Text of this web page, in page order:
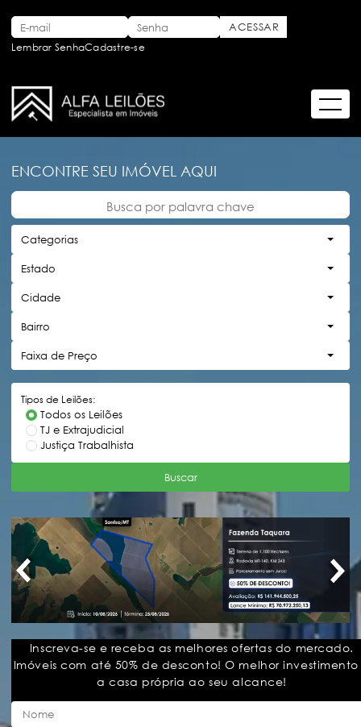
Lembrar SenhaCadastre-se
ENCONTRE SEU IMÓVEL AQUI
Categorias
Estado
Cidade
Bairro
Faixa de Preço
Tipos de Leilões:
Todos os Leilões
TJ e Extrajudicial
Justiça Trabalhista
Buscar
Inscreva-se e receba as melhores ofertas do mercado.
Imóveis com até 50% de desconto! O melhor
a casa própria ao seu alcance!